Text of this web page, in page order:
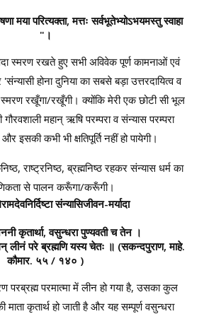
मया परित्यक्ता, मत्तः सर्वभूतेभ्योऽभयमस्तु स्वाहा
"।
स्मरण रखते हुए सभी अविवेक पूर्ण कामनाओं एवं
होना दुनिया का सबसे बड़ा उत्तरदायित्व व
रखूँगा/रखूँगी। क्योंकि मेरी एक छोटी सी भूल
गौरवशाली महान् ऋषि परम्परा व संन्यास परम्परा
इसकी कभी भी क्षतिपूर्ति नहीं हो पायेगी।
राष्ट्रनिष्ठ, ब्रह्मनिष्ठ रहकर संन्यास धर्म का
से पालन करूँगा/करूँगी।
संन्यासिजीवन-मर्यादा
कृतार्था, वसुन्धरा पुण्यवती च तेन ।
लीनं परे ब्रह्मणि यस्य चेतः ॥ (सकन्दपुराण, माहे.
कौमार. ५५ / १४० )
परब्रह्म परमात्मा में लीन हो गया है, उसका कुल
माता कृतार्थ हो जाती है और यह सम्पूर्ण वसुन्धरा